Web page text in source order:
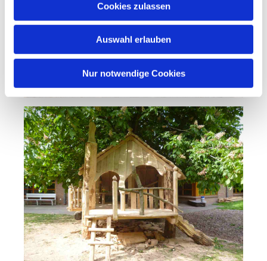
Cookies zulassen
Auswahl erlauben
Nur notwendige Cookies